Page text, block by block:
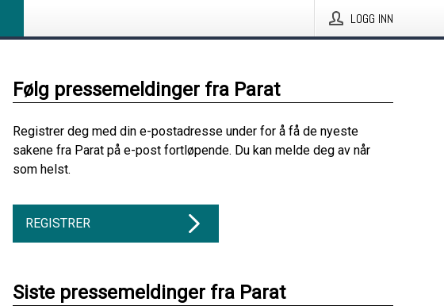
LOGG INN
Følg pressemeldinger fra Parat
Registrer deg med din e-postadresse under for å få de nyeste
sakene fra Parat på e-post fortløpende. Du kan melde deg av når
som helst.
REGISTRER
Siste pressemeldinger fra Parat